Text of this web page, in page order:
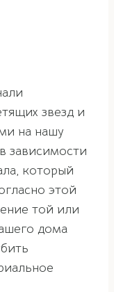
звезд и
на нашу
зависимости
который
этой
той или
дома